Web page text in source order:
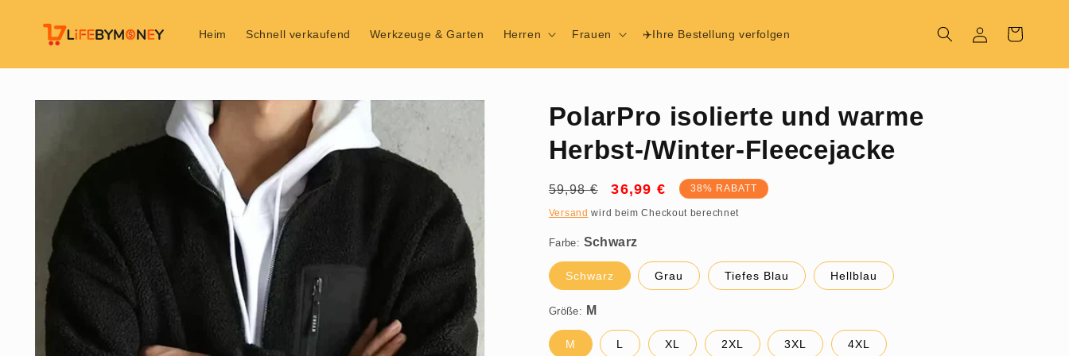
Inhalt
Heim Schnell verkaufend Werkzeuge & Garten Herren Frauen ✈️Ihre Bestellung verfolgen EinloggenWarenkorb
Zu
PolarPro isolierte und warme
Herbst-/Winter-Fleecejacke
Normaler
Preis
59,98 € Verkaufspreis
36,99 € 38% RABATT
Versand wird beim Checkout berechnet
Farbe:
Schwarz Grau Tiefes Blau Hellblau
Größe:
M L XL 2XL 3XL 4XL